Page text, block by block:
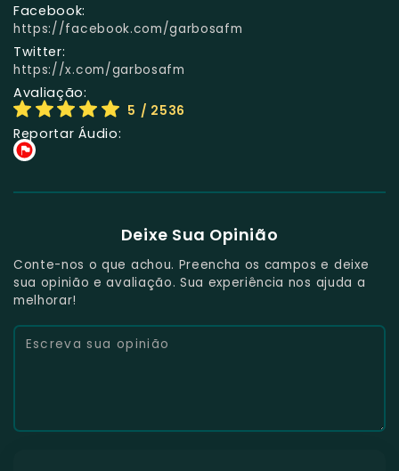
Facebook:
https://facebook.com/garbosafm
Twitter:
https://x.com/garbosafm
Avaliação:
5 / 2536
Reportar Áudio:
Deixe Sua Opinião
Conte-nos o que achou. Preencha os campos e deixe
sua opinião e avaliação. Sua experiência nos ajuda a
melhorar!